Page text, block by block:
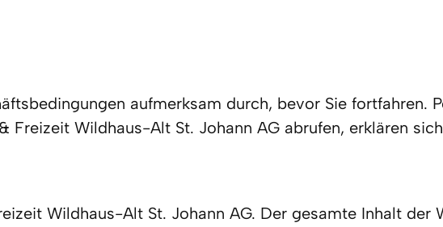
aufmerksam durch, bevor Sie fortfahren.
Freizeit Wildhaus-Alt St. Johann AG abrufen, erklären
Wildhaus-Alt St. Johann AG. Der gesamte Inhalt der